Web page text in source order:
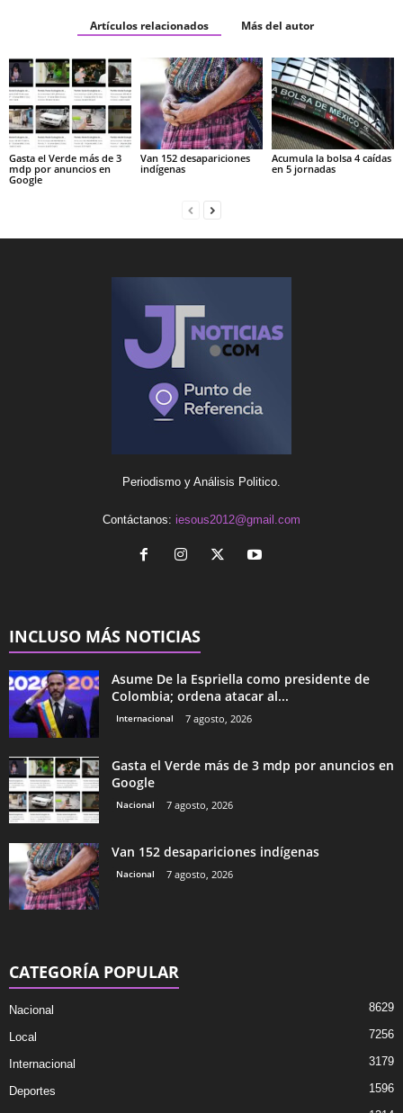
Artículos relacionados Más del autor
Gasta el Verde más de 3
mdp por anuncios en
Google
Van 152 desapariciones
indígenas
Acumula la bolsa 4 caídas
en 5 jornadas
Periodismo y Análisis Politico.
Contáctanos: iesous2012@gmail.com
INCLUSO MÁS NOTICIAS
Asume De la Espriella como presidente de
Colombia; ordena atacar al...
Internacional 7 agosto, 2026
Gasta el Verde más de 3 mdp por anuncios en
Google
Nacional 7 agosto, 2026
Van 152 desapariciones indígenas
Nacional 7 agosto, 2026
CATEGORÍA POPULAR
Nacional 8629
Local 7256
Internacional 3179
Deportes 1596